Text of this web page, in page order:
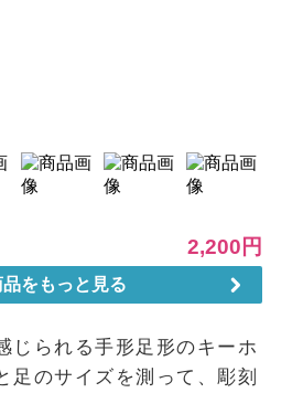
じられる手形足形のキーホ
足のサイズを測って、彫刻